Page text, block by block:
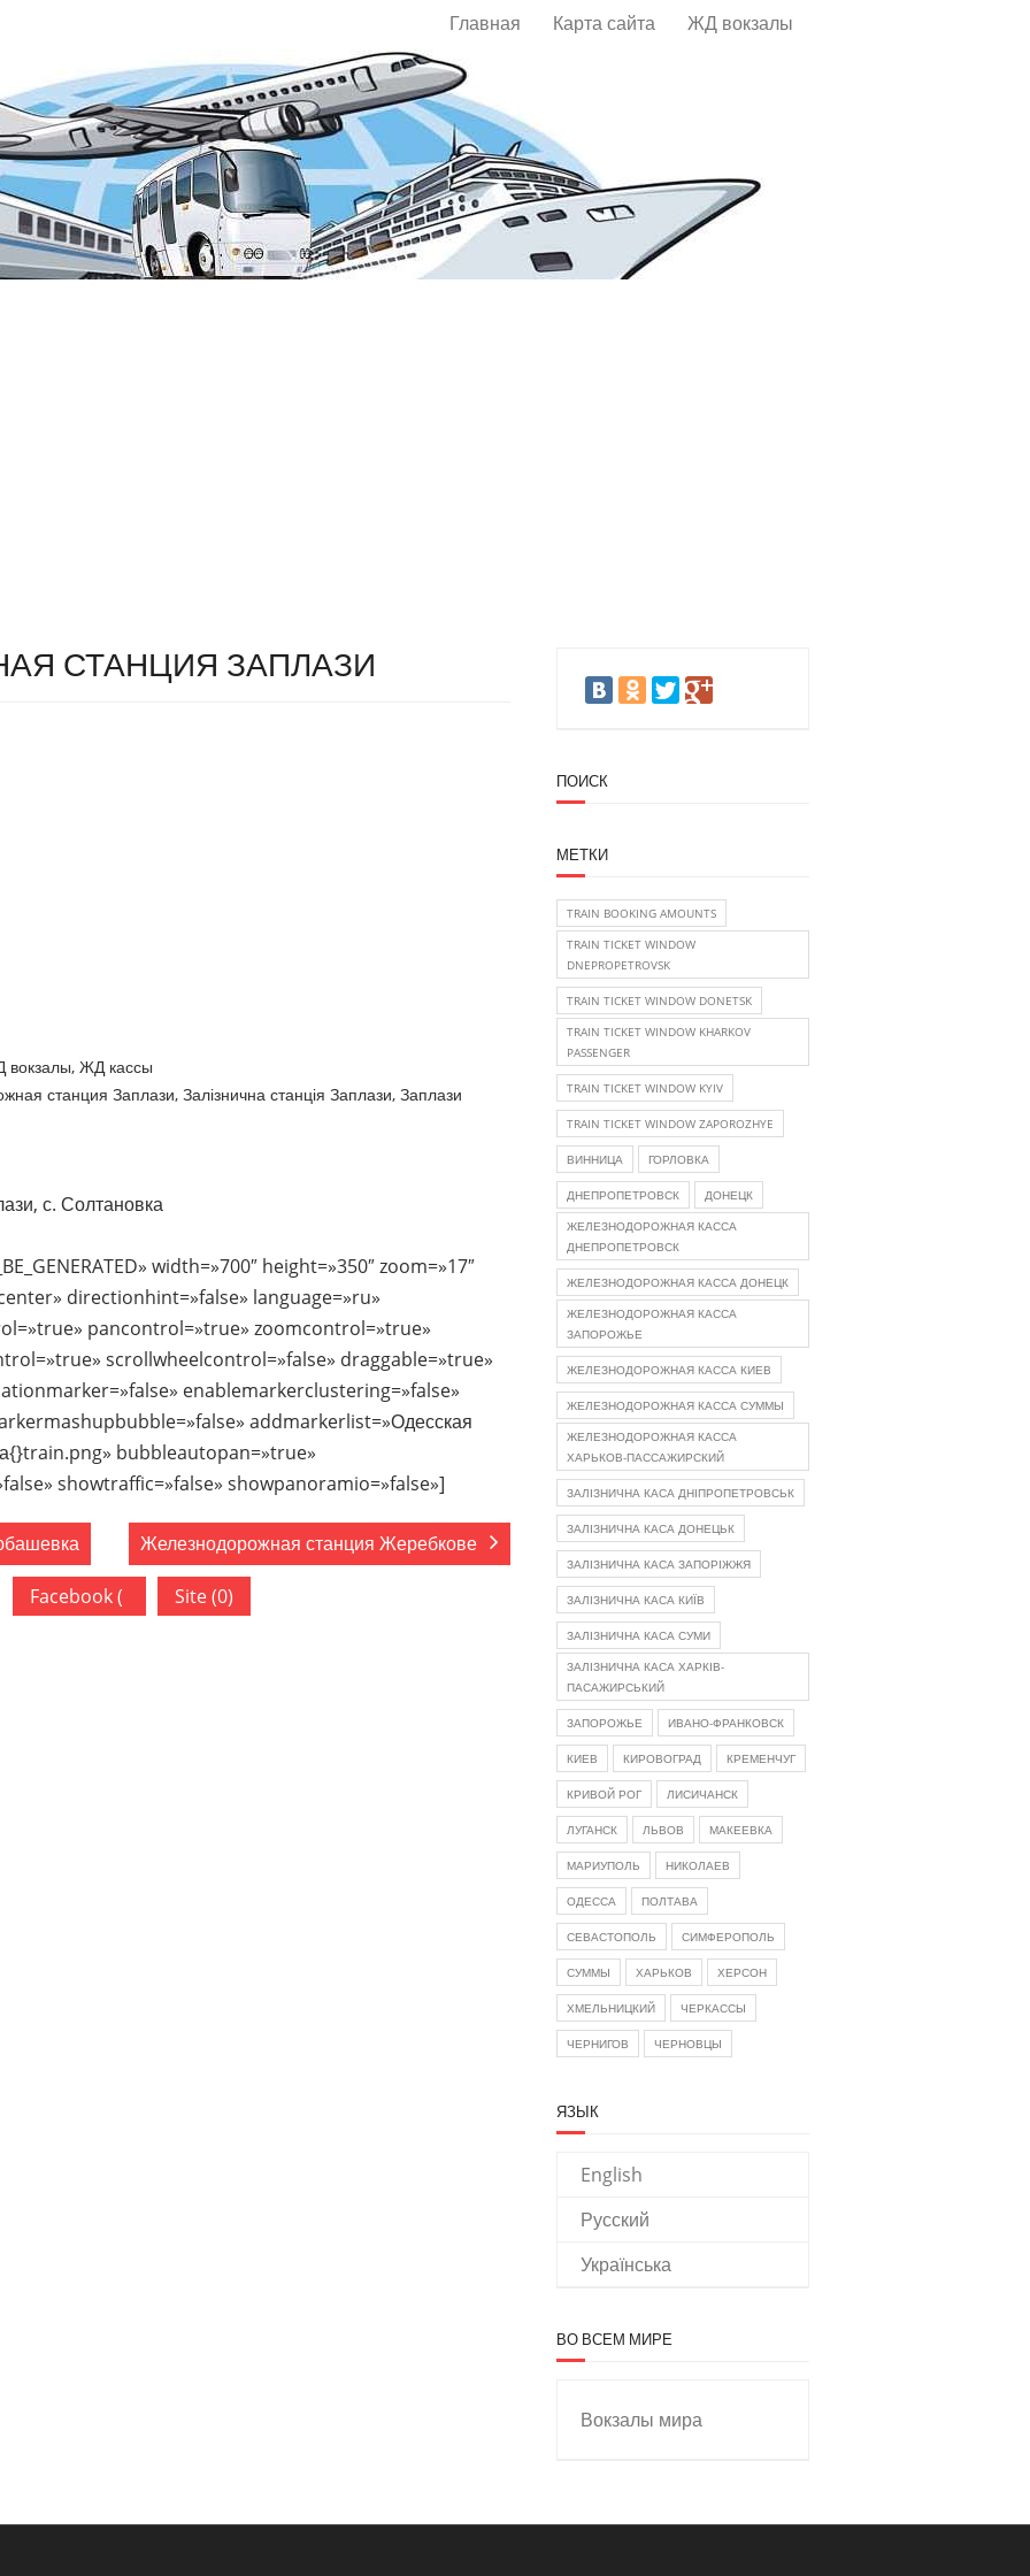
Главная Карта сайта ЖД вокзалы
СТАНЦИЯ ЗАПЛАЗИ
вокзалы, ЖД кассы
станция Заплази, Залізнична станція Заплази, Заплази
с. Солтановка
width=»700″ height=»350″ zoom=»17″
directionhint=»false» language=»ru»
pancontrol=»true» zoomcontrol=»true»
scrollwheelcontrol=»false» draggable=»true»
enablemarkerclustering=»false»
addmarkerlist=»Одесская
bubbleautopan=»true»
showtraffic=»false» showpanoramio=»false»]
Железнодорожная станция Жеребкове
Facebook ( )
Site (0)
ПОИСК
МЕТКИ
TRAIN BOOKING AMOUNTS
TRAIN TICKET WINDOW
DNEPROPETROVSK
TRAIN TICKET WINDOW DONETSK
TRAIN TICKET WINDOW KHARKOV
PASSENGER
TRAIN TICKET WINDOW KYIV
TRAIN TICKET WINDOW ZAPOROZHYE
ВИННИЦА ГОРЛОВКА
ДНЕПРОПЕТРОВСК
ДОНЕЦК
ЖЕЛЕЗНОДОРОЖНАЯ КАССА
ДНЕПРОПЕТРОВСК
ЖЕЛЕЗНОДОРОЖНАЯ КАССА ДОНЕЦК
ЖЕЛЕЗНОДОРОЖНАЯ КАССА
ЗАПОРОЖЬЕ
ЖЕЛЕЗНОДОРОЖНАЯ КАССА КИЕВ
ЖЕЛЕЗНОДОРОЖНАЯ КАССА СУММЫ
ЖЕЛЕЗНОДОРОЖНАЯ КАССА
ХАРЬКОВ-ПАССАЖИРСКИЙ
ЗАЛІЗНИЧНА КАСА ДНІПРОПЕТРОВСЬК
ЗАЛІЗНИЧНА КАСА ДОНЕЦЬК
ЗАЛІЗНИЧНА КАСА ЗАПОРІЖЖЯ
ЗАЛІЗНИЧНА КАСА КИЇВ
ЗАЛІЗНИЧНА КАСА СУМИ
ЗАЛІЗНИЧНА КАСА ХАРКІВ-
ПАСАЖИРСЬКИЙ
ЗАПОРОЖЬЕ ИВАНО-ФРАНКОВСК
КИЕВ КИРОВОГРАД КРЕМЕНЧУГ
КРИВОЙ РОГ ЛИСИЧАНСК
ЛУГАНСК ЛЬВОВ МАКЕЕВКА
МАРИУПОЛЬ НИКОЛАЕВ
ОДЕССА ПОЛТАВА
СЕВАСТОПОЛЬ СИМФЕРОПОЛЬ
СУММЫ ХАРЬКОВ ХЕРСОН
ХМЕЛЬНИЦКИЙ ЧЕРКАССЫ
ЧЕРНИГОВ ЧЕРНОВЦЫ
ЯЗЫК
English
Русский
Українська
ВО ВСЕМ МИРЕ
Вокзалы мира